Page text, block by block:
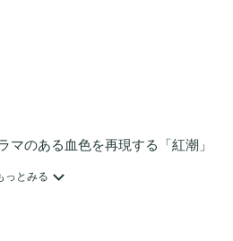
マのある血色を再現する「紅潮」
っとみる